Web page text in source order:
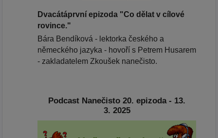
Dvacátáprvní epizoda "Co dělat v cílové
rovince."
Bára Bendíková - lektorka českého a
německého jazyka - hovoří s Petrem Husarem
- zakladatelem Zkoušek nanečisto.
Podcast Nanečisto 20. epizoda - 13.
3. 2025